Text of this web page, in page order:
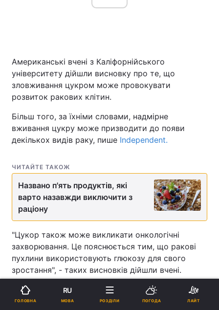
Американські вчені з Каліфорнійського
університету дійшли висновку про те, що
зловживання цукром може провокувати
розвиток ракових клітин.
Більш того, за їхніми словами, надмірне
вживання цукру може призводити до появи
декількох видів раку, пише Independent.
ЧИТАЙТЕ ТАКОЖ
Названо п'ять продуктів, які
варто назавжди виключити з
раціону
"Цукор також може викликати онкологічні
захворювання. Це пояснюється тим, що ракові
пухлини використовують глюкозу для свого
зростання", - таких висновків дійшли вчені.
Дослідники заявили, що зловживання цукром
може призводити до появи трьох видів раку -
ГОЛОВНА
RU
МОВА РОЗДІЛИ ПОГОДА ЛАЙТ